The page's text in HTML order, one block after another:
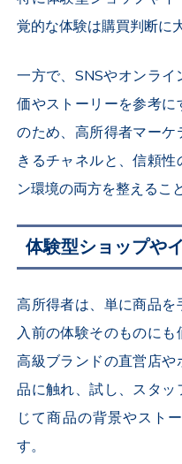
覚的な体験は購買判断に
一方で、SNSやオンラ
価やストーリーを参考
のため、高所得者マー
きるチャネルと、信頼
ン環境の両方を整えるこ
体験型ショップや
高所得者は、単に商品
入前の体験そのものにも
高級ブランドの直営店
品に触れ、試し、スタ
じて商品の背景やスト
す。